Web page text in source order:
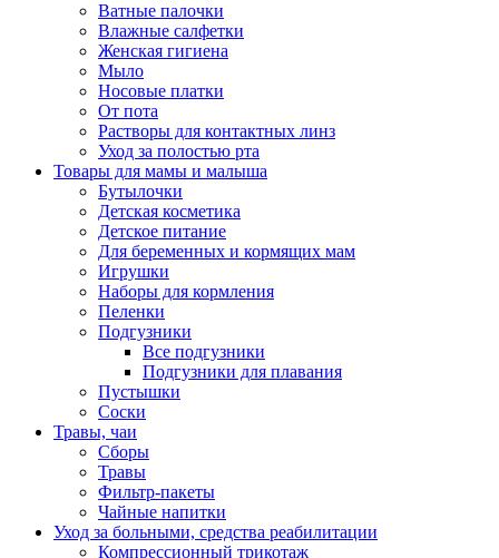
Ватные палочки
Влажные салфетки
Женская гигиена
Мыло
Носовые платки
От пота
Растворы для контактных линз
Уход за полостью рта
Товары для мамы и малыша
Бутылочки
Детская косметика
Детское питание
Для беременных и кормящих мам
Игрушки
Наборы для кормления
Пеленки
Подгузники
Все подгузники
Подгузники для плавания
Пустышки
Соски
Травы, чаи
Сборы
Травы
Фильтр-пакеты
Чайные напитки
Уход за больными, средства реабилитации
Компрессионный трикотаж